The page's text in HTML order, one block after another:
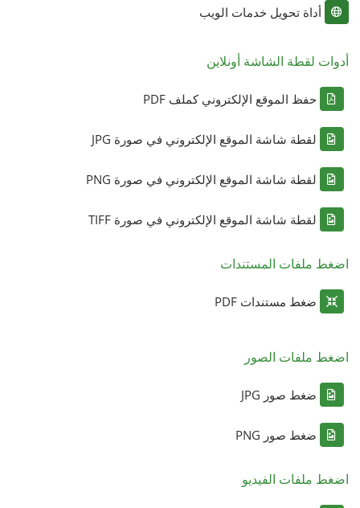
أداة تحويل خدمات الويب
أدوات لقطة الشاشة أونلاين
حفظ الموقع الإلكتروني كملف PDF
لقطة شاشة الموقع الإلكتروني في صورة JPG
لقطة شاشة الموقع الإلكتروني في صورة PNG
لقطة شاشة الموقع الإلكتروني في صورة TIFF
اضغط ملفات المستندات
ضغط مستندات PDF
اضغط ملفات الصور
ضغط صور JPG
ضغط صور PNG
اضغط ملفات الفيديو